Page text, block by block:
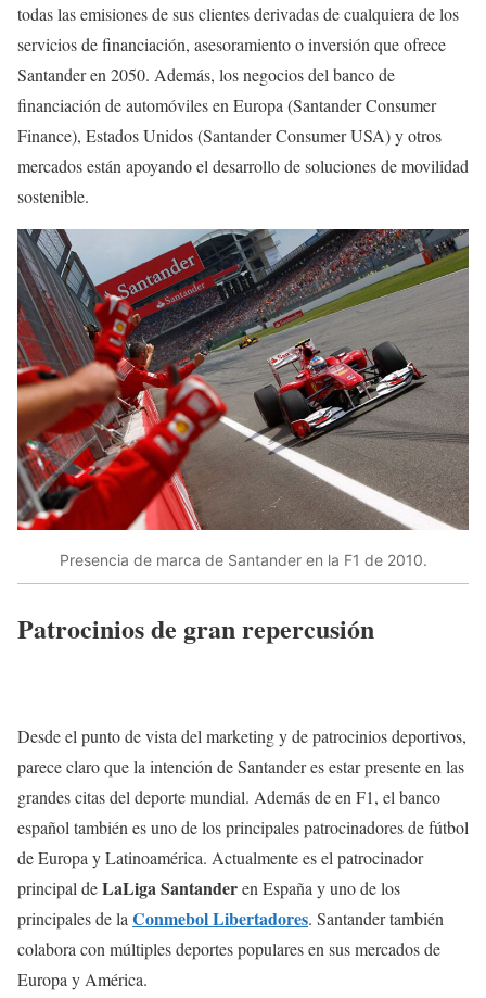
todas las emisiones de sus clientes derivadas de cualquiera de los
servicios de financiación, asesoramiento o inversión que ofrece
Santander en 2050. Además, los negocios del banco de
financiación de automóviles en Europa (Santander Consumer
Finance), Estados Unidos (Santander Consumer USA) y otros
mercados están apoyando el desarrollo de soluciones de movilidad
sostenible.
Presencia de marca de Santander en la F1 de 2010.
Patrocinios de gran repercusión
Desde el punto de vista del marketing y de patrocinios deportivos,
parece claro que la intención de Santander es estar presente en las
grandes citas del deporte mundial. Además de en F1, el banco
español también es uno de los principales patrocinadores de fútbol
de Europa y Latinoamérica. Actualmente es el patrocinador
principal deLaLiga Santanderen España y uno de los
principales de la Conmebol Libertadores. Santander también
colabora con múltiples deportes populares en sus mercados de
Europa y América.